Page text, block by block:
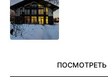
проживём